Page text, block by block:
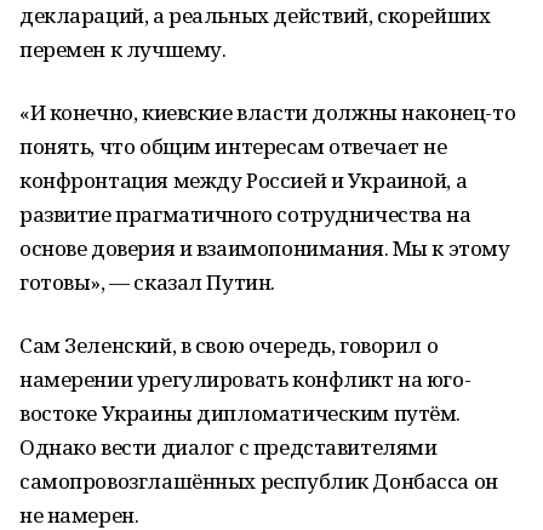
деклараций, а реальных действий, скорейших
перемен к лучшему.
«И конечно, киевские власти должны наконец-то
понять, что общим интересам отвечает не
конфронтация между Россией и Украиной, а
развитие прагматичного сотрудничества на
основе доверия и взаимопонимания. Мы к этому
готовы», — сказал Путин.
Сам Зеленский, в свою очередь, говорил о
намерении урегулировать конфликт на юго-
востоке Украины дипломатическим путём.
Однако вести диалог с представителями
самопровозглашённых республик Донбасса он
не намерен.